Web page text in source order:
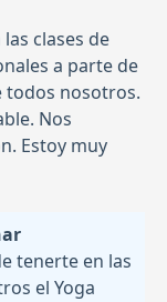
clases de
a parte de
todos nosotros.
Nos
Estoy muy
tenerte en las
el Yoga